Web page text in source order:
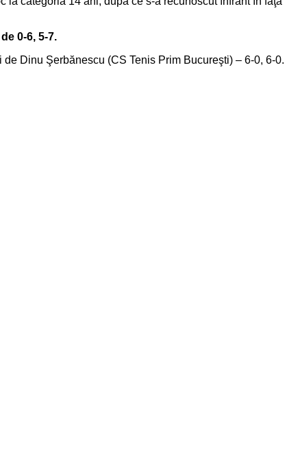
0-6, 5-7.
Dinu Şerbănescu (CS Tenis Prim Bucureşti) – 6-0, 6-0.